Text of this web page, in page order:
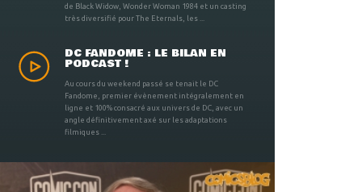
de Black Widow, Wonder Woman 1984 et un casting
très diversifié pour The Eternals, les ...
DC FANDOME : LE BILAN EN
PODCAST !
Au cours du weekend passé se tenait le DC
Fandome, premier évènement intégralement en
ligne et 100% consacré aux univers de DC, avec un
angle définitivement axé sur les adaptations
filmiques ...